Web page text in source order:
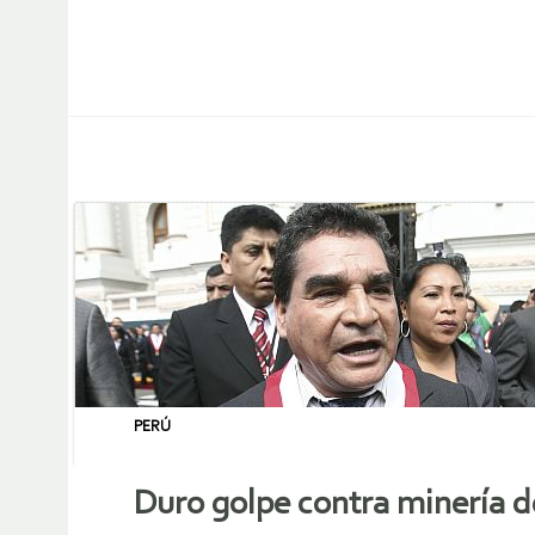
PERÚ
Duro golpe contra minería